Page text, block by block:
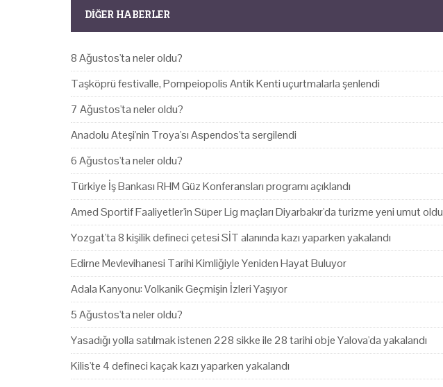
DIĞER HABERLER
8 Ağustos'ta neler oldu?
Taşköprü festivalle, Pompeiopolis Antik Kenti uçurtmalarla şenlendi
7 Ağustos'ta neler oldu?
Anadolu Ateşi'nin Troya'sı Aspendos'ta sergilendi
6 Ağustos'ta neler oldu?
Türkiye İş Bankası RHM Güz Konferansları programı açıklandı
Amed Sportif Faaliyetler'in Süper Lig maçları Diyarbakır'da turizme yeni umut oldu
Yozgat'ta 8 kişilik defineci çetesi SİT alanında kazı yaparken yakalandı
Edirne Mevlevihanesi Tarihi Kimliğiyle Yeniden Hayat Buluyor
Adala Kanyonu: Volkanik Geçmişin İzleri Yaşıyor
5 Ağustos'ta neler oldu?
Yasadığı yolla satılmak istenen 228 sikke ile 28 tarihi obje Yalova'da yakalandı
Kilis'te 4 defineci kaçak kazı yaparken yakalandı